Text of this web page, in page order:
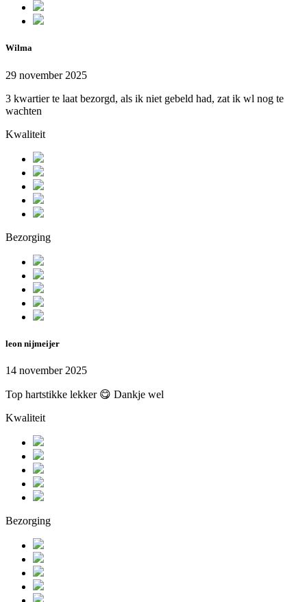
Wilma
29 november 2025
3 kwartier te laat bezorgd, als ik niet gebeld had, zat ik wl nog te
wachten
Kwaliteit
Bezorging
leon nijmeijer
14 november 2025
Top hartstikke lekker 😋 Dankje wel
Kwaliteit
Bezorging